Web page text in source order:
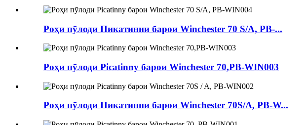
Роҳи пӯлоди Пикатинни барои Winchester 70 S/A, PB-...
Роҳи пӯлоди Picatinny барои Winchester 70,PB-WIN003
Роҳи пӯлоди Пикатинни барои Winchester 70S/A, PB-W...